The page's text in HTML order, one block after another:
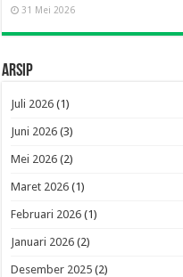
31 Mei 2026
Arsip
Juli 2026 (1)
Juni 2026 (3)
Mei 2026 (2)
Maret 2026 (1)
Februari 2026 (1)
Januari 2026 (2)
Desember 2025 (2)